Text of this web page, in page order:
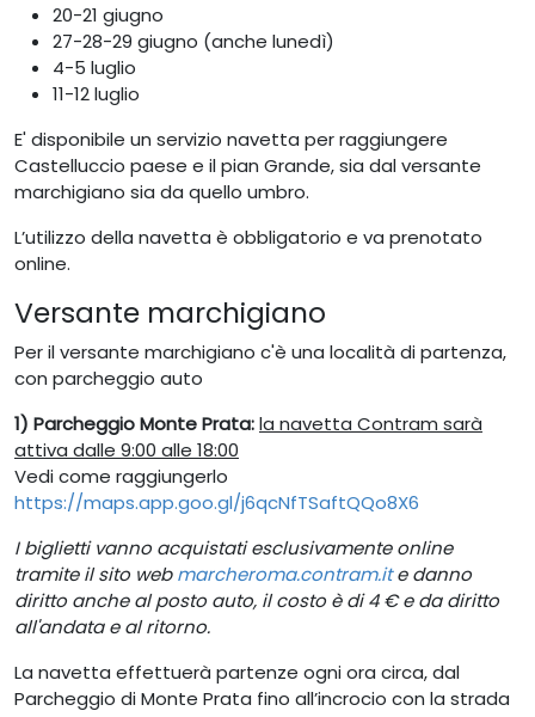
20-21 giugno
27-28-29 giugno (anche lunedì)
4-5 luglio
11-12 luglio
E' disponibile un servizio navetta per raggiungere
Castelluccio paese e il pian Grande, sia dal versante
marchigiano sia da quello umbro.
L’utilizzo della navetta è obbligatorio e va prenotato
online.
Versante marchigiano
Per il versante marchigiano c'è una località di partenza,
con parcheggio auto
1) Parcheggio Monte Prata:la navetta Contram sarà
attiva dalle 9:00 alle 18:00
Vedi come raggiungerlo
https://maps.app.goo.gl/j6qcNfTSaftQQo8X6
I biglietti vanno acquistati esclusivamente online
tramite il sito webmarcheroma.contram.ite danno
diritto anche al posto auto, il costo è di 4 € e da diritto
all'andata e al ritorno.
La navetta effettuerà partenze ogni ora circa, dal
Parcheggio di Monte Prata fino all’incrocio con la strada